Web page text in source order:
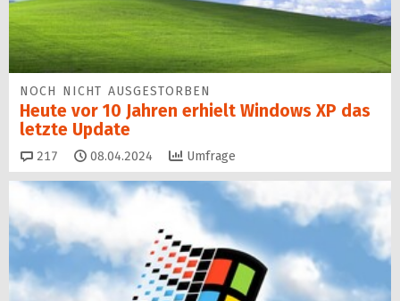
NOCH NICHT AUSGESTORBEN
Heute vor 10 Jahren erhielt Windows XP das
letzte Update
217 Kommentare
08.04.2024 Umfrage